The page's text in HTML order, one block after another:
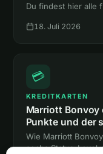
Du findest hier alle
ganz ohne
18. Juli 2026
💳
KREDITKARTEN
Marriott Bonvoy
Punkte und der
Wie Marriott
sechs Status-Level